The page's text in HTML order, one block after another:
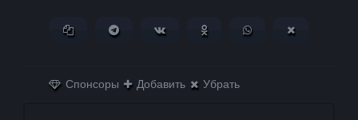
Копировать ссылкуПоделиться в Telegram
Поделиться ВКонтактеПоделиться в
Поделиться в
Спонсоры Добавить Убрать